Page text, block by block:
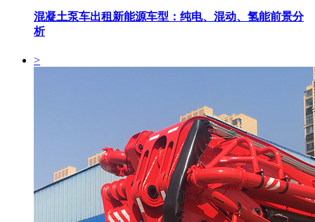
混凝土泵车出租新能源车型：纯电、混动、氢能前景分
析
>